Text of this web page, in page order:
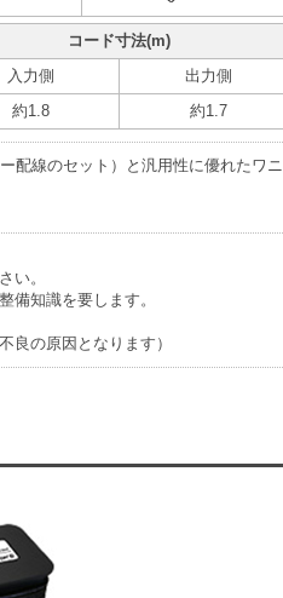
コード寸法(m)
入力側
出力側
約1.8 約1.7
配線のセット）と汎用性に優れたワニ
い。
備知識を要します。
の原因となります）